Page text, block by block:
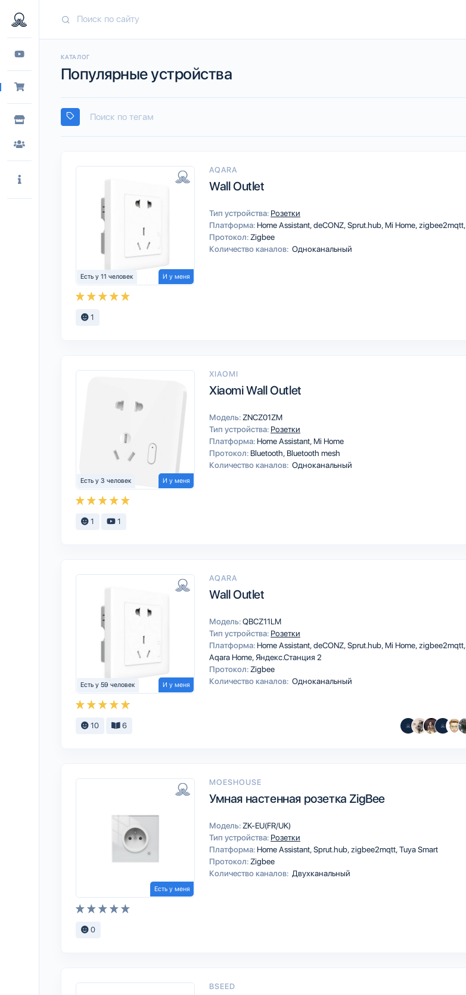
КАТАЛОГ
Популярные устройства
Есть у 11 человек И у меня
AQARA
Wall Outlet
Тип устройства: Розетки
Платформа: Home AssistantdeCONZSprut.hub Mi Homezigbee2mqtt
Протокол: Zigbee
Количество каналов: Одноканальный
1
Есть у 3 человек И у меня
XIAOMI
Xiaomi Wall Outlet
Модель: ZNCZ01ZM
Тип устройства: Розетки
Платформа: Home Assistant Mi Home
Протокол: Bluetooth Bluetooth mesh
Количество каналов: Одноканальный
1 1
Есть у 59 человек И у меня
AQARA
Wall Outlet
Модель:QBCZ11LM
Тип устройства: Розетки
Платформа: Home AssistantdeCONZSprut.hub Mi Homezigbee2mqtt
Aqara HomeЯндекс.Станция 2
Протокол: Zigbee
Количество каналов: Одноканальный
10 6
Есть у меня
MOESHOUSE
Умная настенная розетка ZigBee
Модель: ZK-EU(FR/UK)
Тип устройства: Розетки
Платформа: Home AssistantSprut.hubzigbee2mqttTuya Smart
Протокол: Zigbee
Количество каналов: Двухканальный
0
BSEED